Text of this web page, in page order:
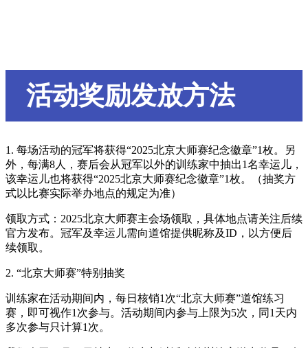
活动奖励发放方法
1. 每场活动的冠军将获得“2025北京大师赛纪念徽章”1枚。另
外，每满8人，赛后会从冠军以外的训练家中抽出1名幸运儿，
该幸运儿也将获得“2025北京大师赛纪念徽章”1枚。（抽奖方
式以比赛实际举办地点的规定为准）
领取方式：2025北京大师赛主会场领取，具体地点请关注后续
官方发布。冠军及幸运儿需向道馆提供昵称及ID，以方便后
续领取。
2. “北京大师赛”特别抽奖
训练家在活动期间内，每日核销1次“北京大师赛”道馆练习
赛，即可视作1次参与。活动期间内参与上限为5次，同1天内
多次参与只计算1次。